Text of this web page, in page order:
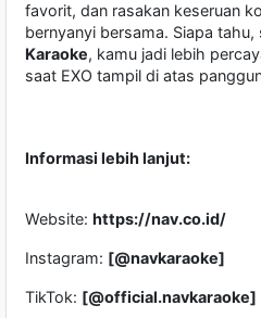
favorit, dan rasakan keseruan
bernyanyi bersama. Siapa
Karaoke, kamu jadi lebih
saat EXO tampil di atas
Informasi lebih lanjut:
Website: https://nav.co.id/
Instagram: [@navkaraoke]
TikTok: [@official.navkaraoke]